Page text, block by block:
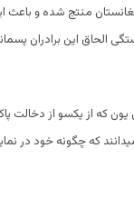
منتج شده و باعث
این برادران
که از یکسو از دخالت
که چگونه خود در